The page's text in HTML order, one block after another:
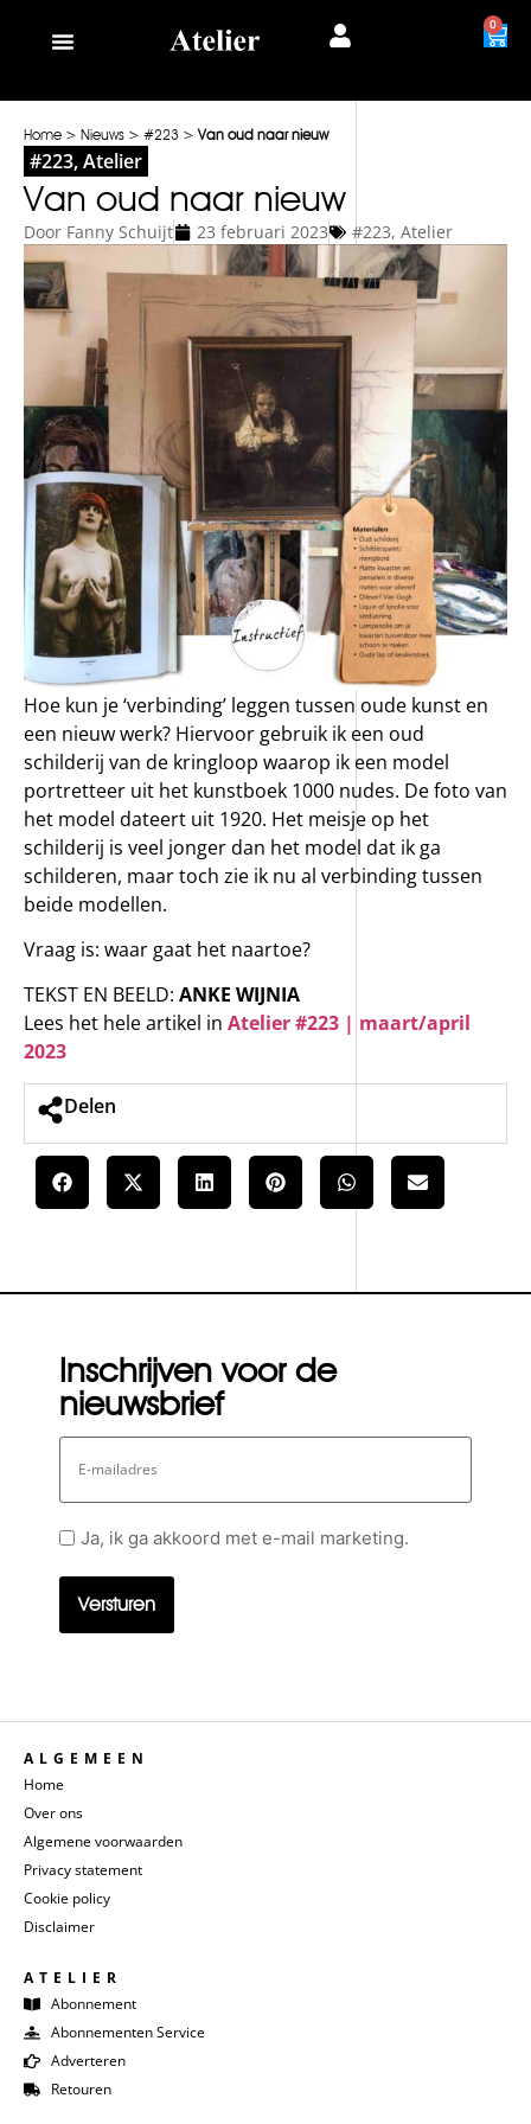
0
Home > Nieuws > #223 >Van oud naar nieuw
#223,Atelier
Van oud naar nieuw
Door Fanny Schuijt 23 februari 2023 #223, Atelier
Hoe kun je ‘verbinding’ leggen tussen oude kunst en
een nieuw werk? Hiervoor gebruik ik een oud
schilderij van de kringloop waarop ik een model
portretteer uit het kunstboek 1000 nudes. De foto van
het model dateert uit 1920. Het meisje op het
schilderij is veel jonger dan het model dat ik ga
schilderen, maar toch zie ik nu al verbinding tussen
beide modellen.
Vraag is: waar gaat het naartoe?
TEKST EN BEELD: ANKE WIJNIA
Lees het hele artikel in Atelier #223 | maart/april
2023
Delen
Inschrijven voor de
nieuwsbrief
E-
mailadres
GeenJa, ik ga akkoord met e-mail marketing.
ALGEMEEN
Home
Over ons
Algemene voorwaarden
Privacy statement
Cookie policy
Disclaimer
ATELIER
Abonnement
Abonnementen Service
Adverteren
Retouren